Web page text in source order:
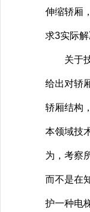
伸缩轿厢
求3实际
关于技
给出对轿
轿厢结构
本领域技
为，考察
而不是在
护一种电